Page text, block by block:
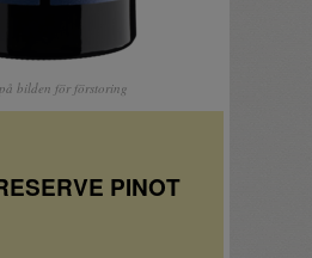
bilden för förstoring
PINOT